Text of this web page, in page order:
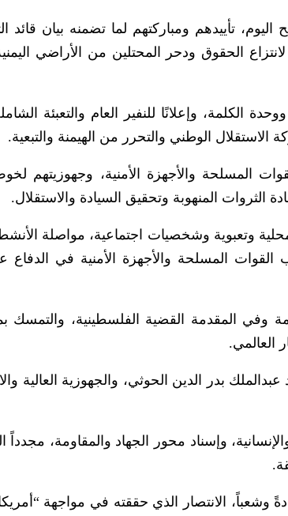
تأييدهم ومباركتهم لما تضمنه بيان قائد
الحقوق ودحر المحتلين من الأراضي
الكلمة، وإعلانًا للنفير العام والتعبئة
الوطني والتحرر من الهيمنة والتبعية.
المسلحة والأجهزة الأمنية، وجهوزيتهم
الثروات المنهوبة وتحقيق السيادة والاستقلال.
وتعبوية وشخصيات اجتماعية، مواصلة الأنشطة
القوات المسلحة والأجهزة الأمنية في
وفي المقدمة القضية الفلسطينية، والتمسك
العالمي.
بدر الدين الحوثي، والجهوزية العالية
وإسناد محور الجهاد والمقاومة، مجدداً
وشعباً، الانتصار الذي حققته في مواجهة